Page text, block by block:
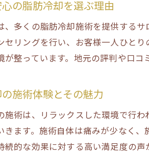
の脂肪冷却を選ぶ理由
、多くの脂肪冷却施術を提供する
セリングを行い、お客様一人ひと
が整っています。地元の評判や口コ
施術体験とその魅力
施術は、リラックスした環境で行
きます。施術自体は痛みが少なく
続的な効果に対する高い満足度の声